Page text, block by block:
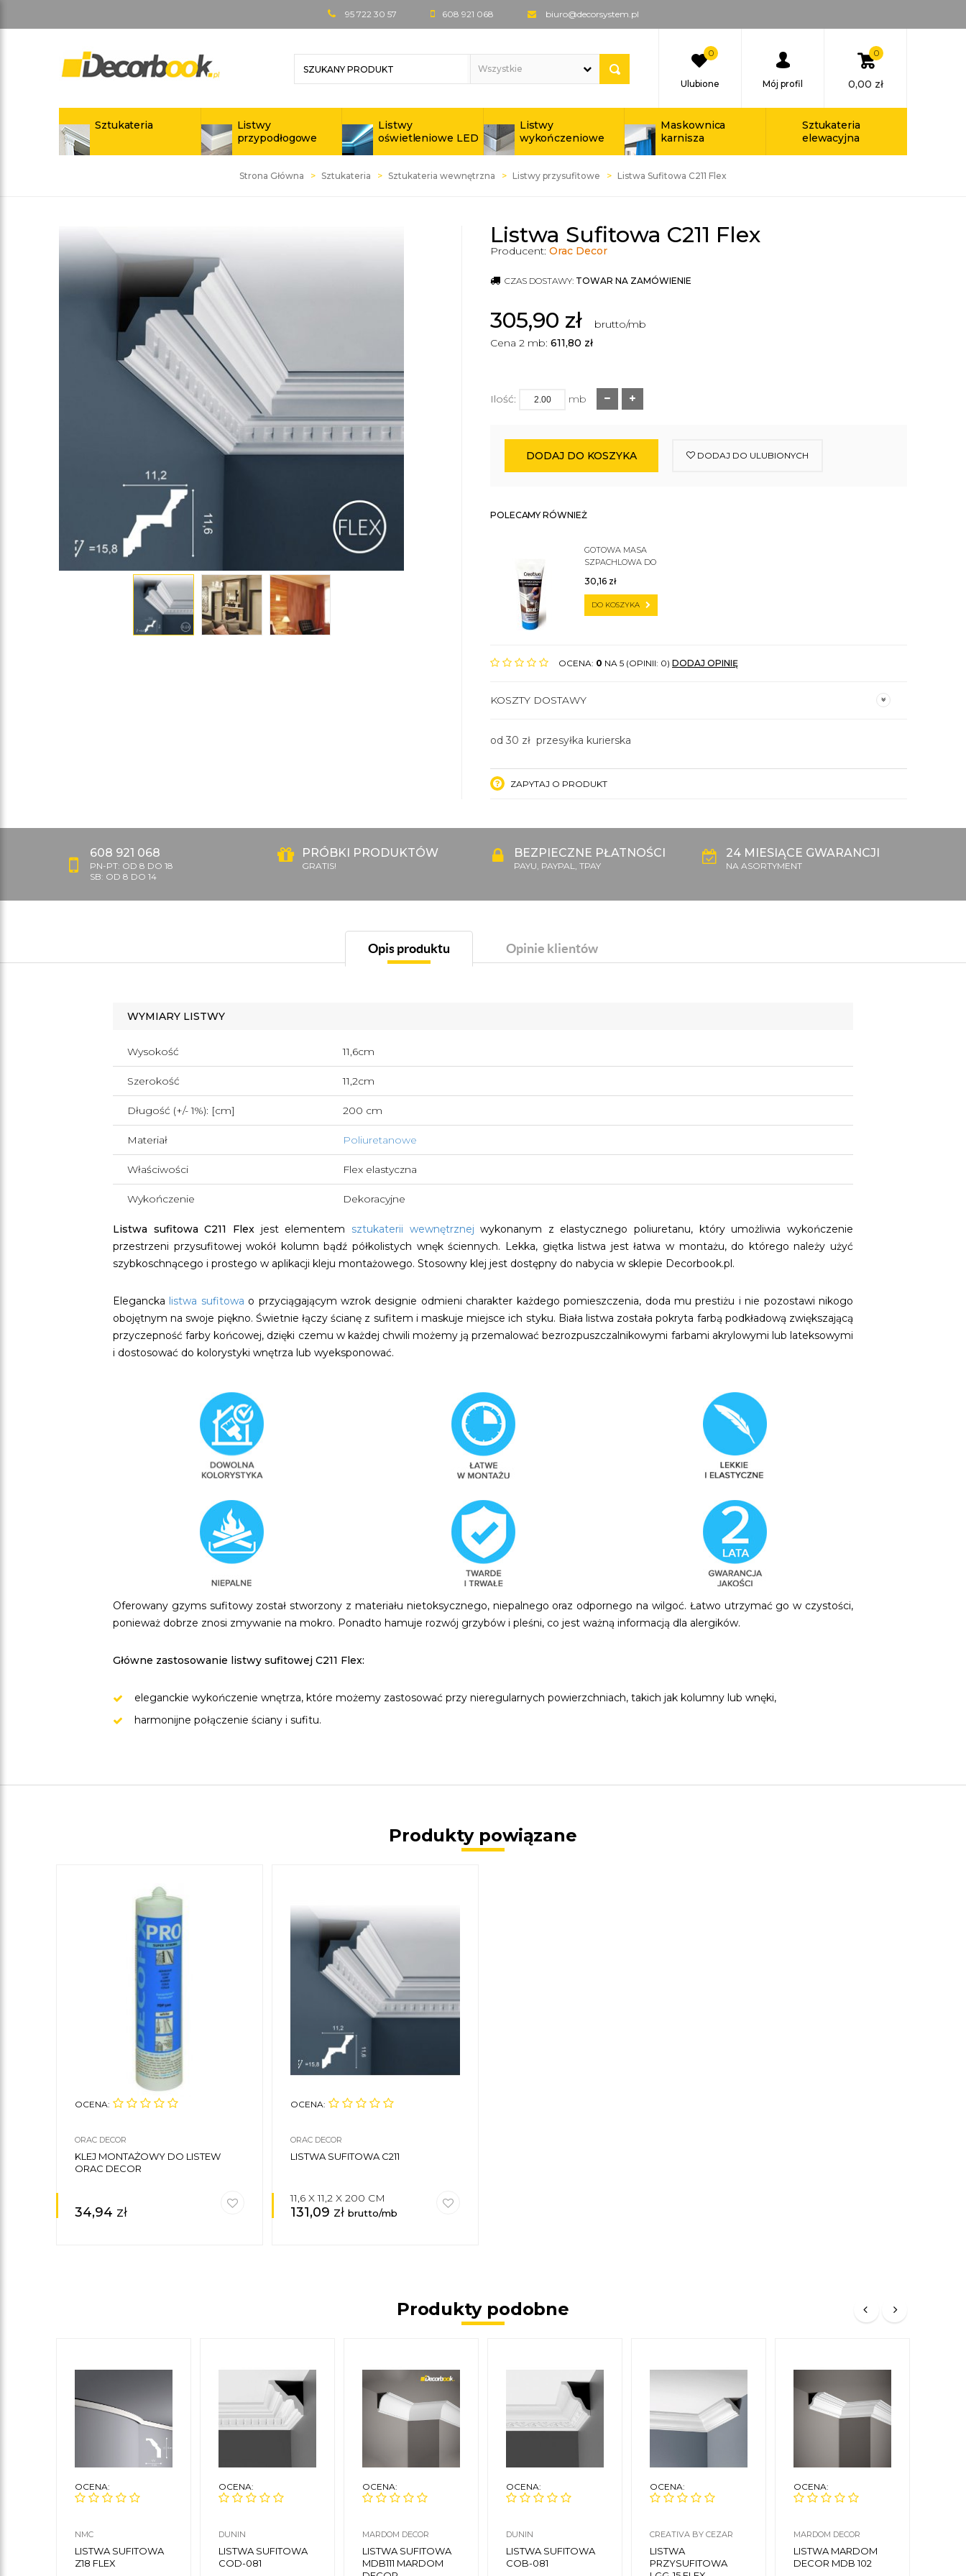
95 722 30 57 608 921 068 biuro@decorsystem.pl
0
Ulubione Mój profil
0
0,00 zł
Sztukateria
Listwy
przypodłogowe
Listwy
oświetleniowe LED
Listwy
wykończeniowe
Maskownica
karnisza
Sztukateria
elewacyjna
Strona Główna Sztukateria Sztukateria wewnętrzna Listwy przysufitowe Listwa Sufitowa C211 Flex
Listwa Sufitowa C211 Flex
Producent: Orac Decor
CZAS DOSTAWY: TOWAR NA ZAMÓWIENIE
305,90 zł
brutto/mb
Cena 2 mb: 611,80 zł
Ilość: mb
DODAJ DO KOSZYKA DODAJ DO ULUBIONYCH
POLECAMY RÓWNIEŻ
GOTOWA MASA
SZPACHLOWA DO
30,16 zł
DO KOSZYKA
OCENA: 0 NA 5 (OPINII: 0) DODAJ OPINIĘ
KOSZTY DOSTAWY
od 30 zł przesyłka kurierska
ZAPYTAJ O PRODUKT
608 921 068
PN-PT: OD 8 DO 18
SB: OD 8 DO 14
PRÓBKI PRODUKTÓW
GRATIS!
BEZPIECZNE PŁATNOŚCI
PAYU, PAYPAL, TPAY
24 MIESIĄCE GWARANCJI
NA ASORTYMENT
Opis produktu Opinie klientów
WYMIARY LISTWY
Wysokość 11,6cm
Szerokość 11,2cm
Długość (+/- 1%): [cm] 200 cm
Materiał Poliuretanowe
Właściwości Flex elastyczna
Wykończenie Dekoracyjne
Listwa sufitowa C211 Flexjest elementem sztukaterii wewnętrznej wykonanym z elastycznego poliuretanu, który umożliwia wykończenie
przestrzeni przysufitowej wokół kolumn bądź półkolistych wnęk ściennych. Lekka, giętka listwa jest łatwa w montażu, do którego należy użyć
szybkoschnącego i prostego w aplikacji kleju montażowego. Stosowny klej jest dostępny do nabycia w sklepie Decorbook.pl.
Elegancka listwa sufitowa o przyciągającym wzrok designie odmieni charakter każdego pomieszczenia, doda mu prestiżu i nie pozostawi nikogo
obojętnym na swoje piękno. Świetnie łączy ścianę z sufitem i maskuje miejsce ich styku. Biała listwa została pokryta farbą podkładową zwiększającą
przyczepność farby końcowej, dzięki czemu w każdej chwili możemy ją przemalować bezrozpuszczalnikowymi farbami akrylowymi lub lateksowymi
i dostosować do kolorystyki wnętrza lub wyeksponować.
Oferowany gzyms sufitowy został stworzony z materiału nietoksycznego, niepalnego oraz odpornego na wilgoć. Łatwo utrzymać go w czystości,
ponieważ dobrze znosi zmywanie na mokro. Ponadto hamuje rozwój grzybów i pleśni, co jest ważną informacją dla alergików.
Główne zastosowanie listwy sufitowej C211 Flex:
eleganckie wykończenie wnętrza, które możemy zastosować przy nieregularnych powierzchniach, takich jak kolumny lub wnęki,
harmonijne połączenie ściany i sufitu.
Produkty powiązane
OCENA:
ORAC DECOR
KLEJ MONTAŻOWY DO LISTEW
ORAC DECOR
34,94 zł
OCENA:
ORAC DECOR
LISTWA SUFITOWA C211
11,6 X 11,2 X 200 CM
131,09 zł brutto/mb
Produkty podobne
OCENA:
NMC
LISTWA SUFITOWA
Z18 FLEX
OCENA:
DUNIN
LISTWA SUFITOWA
COD-081
OCENA:
MARDOM DECOR
LISTWA SUFITOWA
MDB111 MARDOM
OCENA:
DUNIN
LISTWA SUFITOWA
COB-081
OCENA:
CREATIVA BY CEZAR
LISTWA
PRZYSUFITOWA
OCENA:
MARDOM DECOR
LISTWA MARDOM
DECOR MDB 102